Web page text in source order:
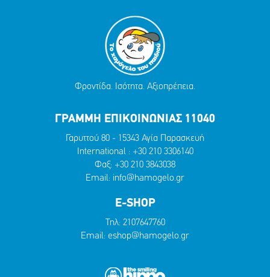
Φροντίδα. Ισότητα. Αξιοπρέπεια.
ΓΡΑΜΜΗ ΕΠΙΚΟΙΝΩΝΙΑΣ 11040
Γαρυττού 80 - 15343 Αγία Παρασκευή
International : +30 210 3306140
Φαξ: +30 210 3843038
Email: info@hamogelo.gr
E-SHOP
Τηλ: 2107647760
Email: eshop@hamogelo.gr